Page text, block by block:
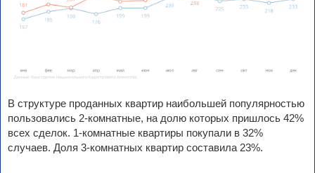
В структуре проданных квартир наибольшей популярностью
пользовались 2-комнатные, на долю которых пришлось 42%
всех сделок. 1-комнатные квартиры покупали в 32%
случаев. Доля 3-комнатных квартир составила 23%.